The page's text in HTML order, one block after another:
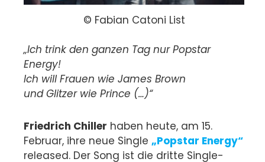
© Fabian Catoni List
„Ich trink den ganzen Tag nur Popstar
Energy!
Ich will Frauen wie James Brown
und Glitzer wie Prince (…)“
Friedrich Chiller haben heute, am 15.
Februar, ihre neue Single „Popstar Energy“
released. Der Song ist die dritte Single-